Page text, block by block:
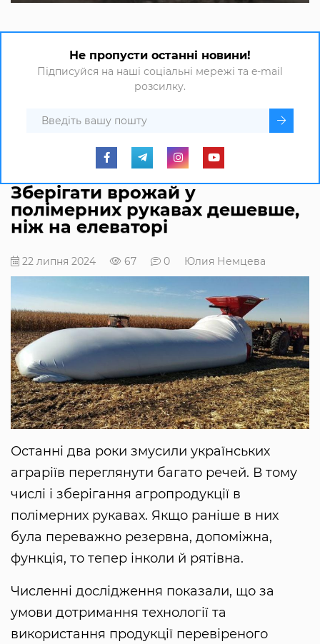
Не пропусти останні новини!
Підписуйся на наші соціальні мережі та e-mail
розсилку.
Зберігати врожай у
полімерних рукавах дешевше,
ніж на елеваторі
22 липня 2024 67 0 Юлия Немцева
Останні два роки змусили українських
аграріїв переглянути багато речей. В тому
числі і зберігання агропродукції в
полімерних рукавах. Якщо раніше в них
була переважно резервна, допоміжна,
функція, то тепер інколи й рятівна.
Численні дослідження показали, що за
умови дотримання технології та
використання продукції перевіреного